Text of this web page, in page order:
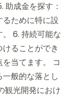
助成金を探す：
ために特に設
6. 持続可能な
ることができ
当てます。 コ
般的な落とし
観光開発におけ